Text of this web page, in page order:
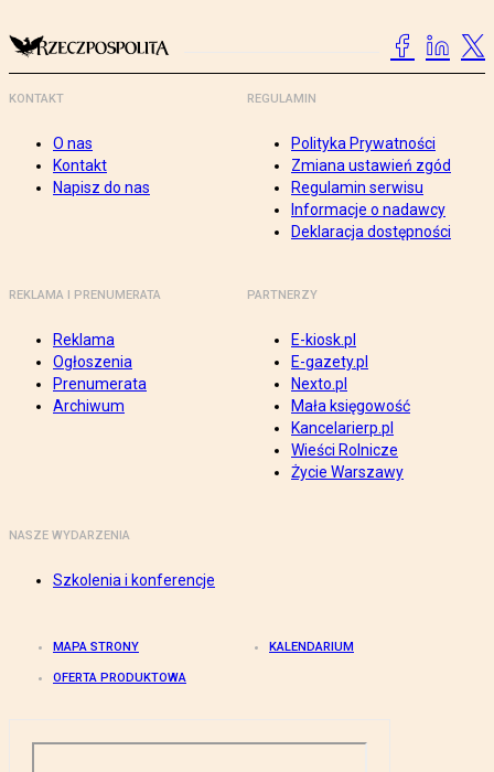
KONTAKT
O nas
Kontakt
Napisz do nas
REGULAMIN
Polityka Prywatności
Zmiana ustawień zgód
Regulamin serwisu
Informacje o nadawcy
Deklaracja dostępności
REKLAMA I PRENUMERATA
Reklama
Ogłoszenia
Prenumerata
Archiwum
PARTNERZY
E-kiosk.pl
E-gazety.pl
Nexto.pl
Mała księgowość
Kancelarierp.pl
Wieści Rolnicze
Życie Warszawy
NASZE WYDARZENIA
Szkolenia i konferencje
MAPA STRONY KALENDARIUM
OFERTA PRODUKTOWA